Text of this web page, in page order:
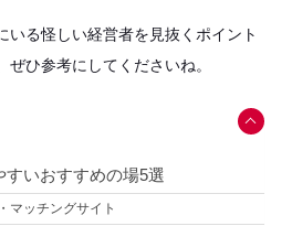
いる怪しい経営者を見抜くポイント
ひ参考にしてくださいね。
すいおすすめの場5選
マッチングサイト